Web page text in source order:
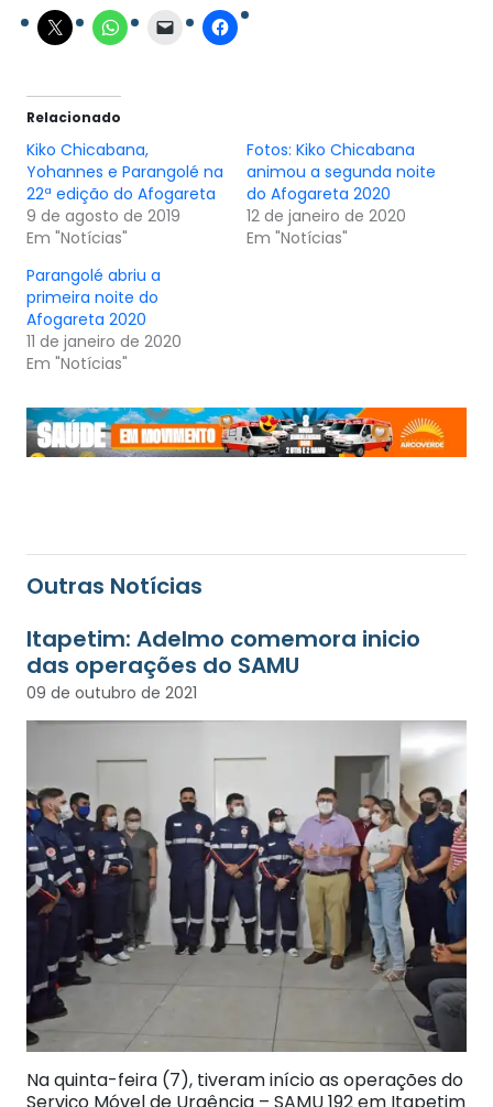
Relacionado
Kiko Chicabana,
Yohannes e Parangolé na
22ª edição do Afogareta
9 de agosto de 2019
Em "Notícias"
Fotos: Kiko Chicabana
animou a segunda noite
do Afogareta 2020
12 de janeiro de 2020
Em "Notícias"
Parangolé abriu a
primeira noite do
Afogareta 2020
11 de janeiro de 2020
Em "Notícias"
Outras Notícias
Itapetim: Adelmo comemora inicio
das operações do SAMU
09 de outubro de 2021
Na quinta-feira (7), tiveram início as operações do
Serviço Móvel de Urgência – SAMU 192 em Itapetim